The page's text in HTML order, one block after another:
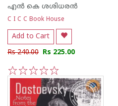
എന്‍ കെ ശശിധരന്‍
C I C C Book House
Add to Cart
Rs 240.00 Rs 225.00
5
4
3
2
1